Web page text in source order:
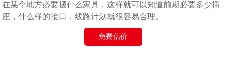
在某个地方必要摆什么家具，这样就可以知道前期必要多少插
座，什么样的接口，线路计划就很容易合理。
免费估价